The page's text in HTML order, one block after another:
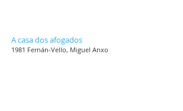
A casa dos afogados
1981 Fernán-Vello, Miguel Anxo